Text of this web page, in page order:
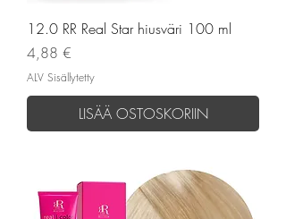
12.0 RR Real Star hiusväri 100 ml
Hinta
4,88 €
ALV Sisällytetty
LISÄÄ OSTOSKORIIN